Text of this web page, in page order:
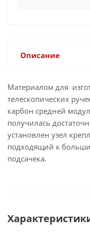
Описание
Материалом для
телескопических
карбон средней
получилась
установлен узел
подходящий к
подсачека.